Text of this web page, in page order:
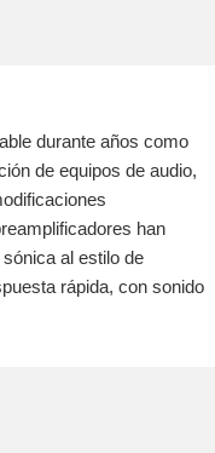
durante años como
de equipos de audio,
han
al estilo de
rápida, con sonido